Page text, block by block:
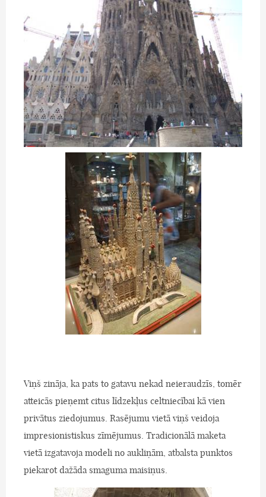
Viņš zināja, ka pats to gatavu nekad neieraudzīs, tomēr
atteicās pieņemt citus līdzekļus celtniecībai kā vien
privātus ziedojumus. Rasējumu vietā viņš veidoja
impresionistiskus zīmējumus. Tradicionālā maketa
vietā izgatavoja modeli no aukliņām, atbalsta punktos
piekarot dažāda smaguma maisiņus.